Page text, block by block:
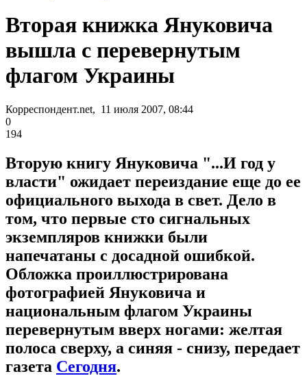
Вторая книжка Януковича
вышла с перевернутым
флагом Украины
Корреспондент.net, 11 июля 2007, 08:44
0
194
Вторую книгу Януковича "...И год у
власти" ожидает переиздание еще до ее
официального выхода в свет. Дело в
том, что первые сто сигнальных
экземпляров книжки были
напечатаны с досадной ошибкой.
Обложка проиллюстрирована
фотографией Януковича и
национальным флагом Украины
перевернутым вверх ногами: желтая
полоса сверху, а синяя - снизу, передает
газета Сегодня.